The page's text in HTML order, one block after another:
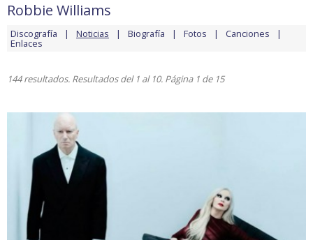
Robbie Williams
Discografía Noticias Biografía Fotos Canciones
Enlaces
144 resultados. Resultados del 1 al 10. Página 1 de 15